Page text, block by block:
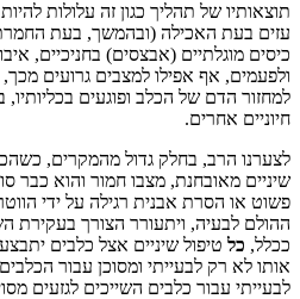
תוצאותיו של תהליך כגון זה עלולות
עזים בעת האכילה (ובהמשך, בעת
כיסים מוגלתיים (אבצסים) בחניכיים,
ולפעמים, אף אפילו למצבים גרועים
למחזור הדם של הכלב ופוגעים
חיוניים אחרים.
לצערנו הרב, בחלק גדול מהמקרים,
שיניים מאובחנת, מצבו חמור והוא כבר
פשוט או הסרת אבנית רגילה על ידי
ההולם לבעיה, ויתעורר הצורך בעקירת
ככלל, כל טיפול שיניים אצל כלבים
אותו לא רק לבעייתי ומסוכן עבור
לבעייתי עבור כלבים השייכים לגזעים